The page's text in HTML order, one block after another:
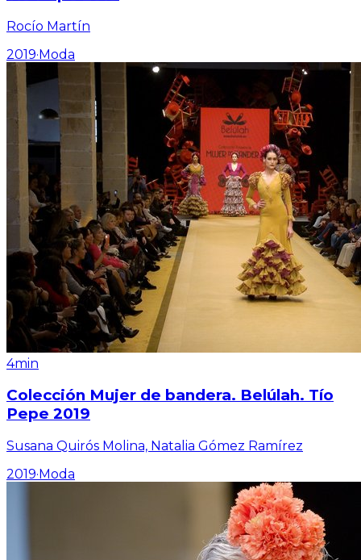
Rocío Martín
2019·Moda
4min
Colección Mujer de bandera. Belúlah. Tío
Pepe 2019
Susana Quirós Molina, Natalia Gómez Ramírez
2019·Moda